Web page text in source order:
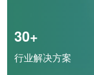
30+
行业解决方案